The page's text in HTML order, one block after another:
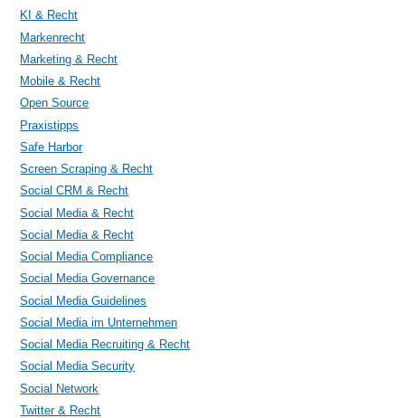
KI & Recht
Markenrecht
Marketing & Recht
Mobile & Recht
Open Source
Praxistipps
Safe Harbor
Screen Scraping & Recht
Social CRM & Recht
Social Media & Recht
Social Media & Recht
Social Media Compliance
Social Media Governance
Social Media Guidelines
Social Media im Unternehmen
Social Media Recruiting & Recht
Social Media Security
Social Network
Twitter & Recht